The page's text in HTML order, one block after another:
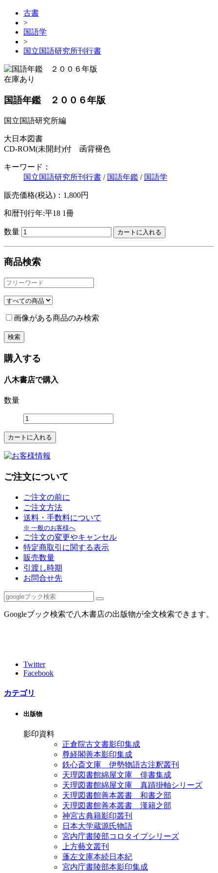
古書
>
国語学
>
国立国語研究所刊行書
在庫あり
国語年鑑 ２００６年版
国立国語研究所編
大日本図書
CD-ROM(未開封)付 函背褪色
キーワード：
国立国語研究所刊行書 / 国語年鑑 / 国語学
販売価格(税込)：1,800円
和暦刊行年:平18 1冊
数量
商品検索
画像がある商品のみ検索
購入する
八木書店で購入
数量
ご注文について
ご注文の前に
ご注文方法
送料・手数料について
※ 一般のお客様へ
ご注文の変更やキャンセル
特定商取引に関する表示
販売数量
引渡し時期
お問合せ先
Googleブック検索で八木書店の出版物が全文検索できます。
Twitter
Facebook
カテゴリ
出版物
影印資料
正倉院古文書影印集成
尊経閣善本影印集成
鉄心斎文庫 伊勢物語古注釈叢刊
天理図書館綿屋文庫 俳書集成
天理図書館綿屋文庫 真蹟掛軸シリーズ
天理図書館善本叢書 和書之部
天理図書館善本叢書 漢籍之部
神宮古典籍影印叢刊
日本大学蔵源氏物語
宮内庁書陵部コロタイプシリーズ
上方藝文叢刊
蓬左文庫本続日本紀
宮内庁書陵部本影印集成